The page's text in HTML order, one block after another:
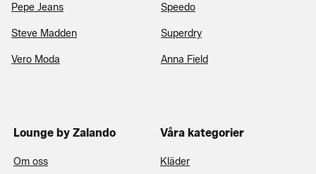
Pepe Jeans Speedo
Steve Madden Superdry
Vero Moda Anna Field
Lounge by Zalando
Om oss
Våra kategorier
Kläder